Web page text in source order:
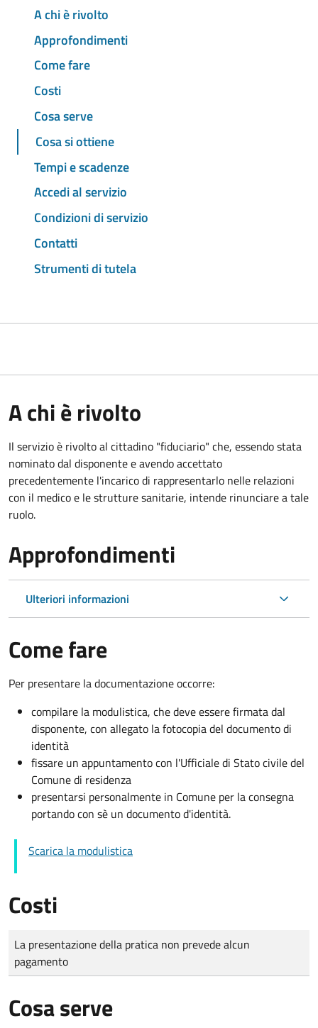
A chi è rivolto
Approfondimenti
Come fare
Costi
Cosa serve
Cosa si ottiene
Tempi e scadenze
Accedi al servizio
Condizioni di servizio
Contatti
Strumenti di tutela
A chi è rivolto
Il servizio è rivolto al cittadino "fiduciario" che, essendo stata
nominato dal disponente e avendo accettato
precedentemente l'incarico di rappresentarlo nelle relazioni
con il medico e le strutture sanitarie, intende rinunciare a tale
ruolo.
Approfondimenti
Ulteriori informazioni
Come fare
Per presentare la documentazione occorre:
compilare la modulistica, che deve essere firmata dal
disponente, con allegato la fotocopia del documento di
identità
fissare un appuntamento con l'Ufficiale di Stato civile del
Comune di residenza
presentarsi personalmente in Comune per la consegna
portando con sè un documento d'identità.
Scarica la modulistica
Costi
Tipo di pagamento
Importo
La presentazione della pratica non prevede alcun
pagamento
Cosa serve